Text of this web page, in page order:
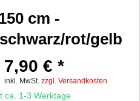
cm -
rot/gelb
7,90 € *
inkl. MwSt. zzgl. Versandkosten
ca. 1-3 Werktage